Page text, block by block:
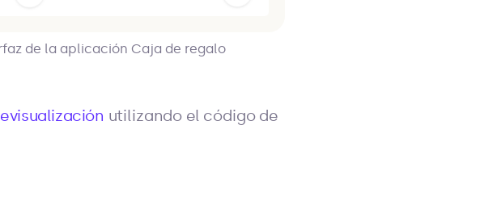
de la aplicación Caja de regalo
utilizando el código de